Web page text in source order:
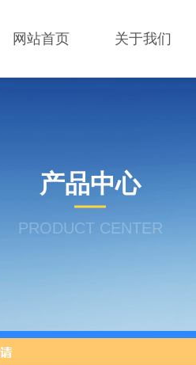
网站首页 关于我们
产品中心
PRODUCT CENTER